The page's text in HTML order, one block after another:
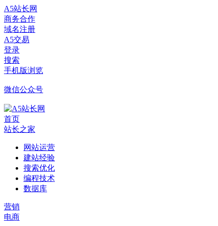
A5站长网
商务合作
域名注册
A5交易
登录
搜索
手机版浏览
微信公众号
首页
站长之家
网站运营
建站经验
搜索优化
编程技术
数据库
营销
电商